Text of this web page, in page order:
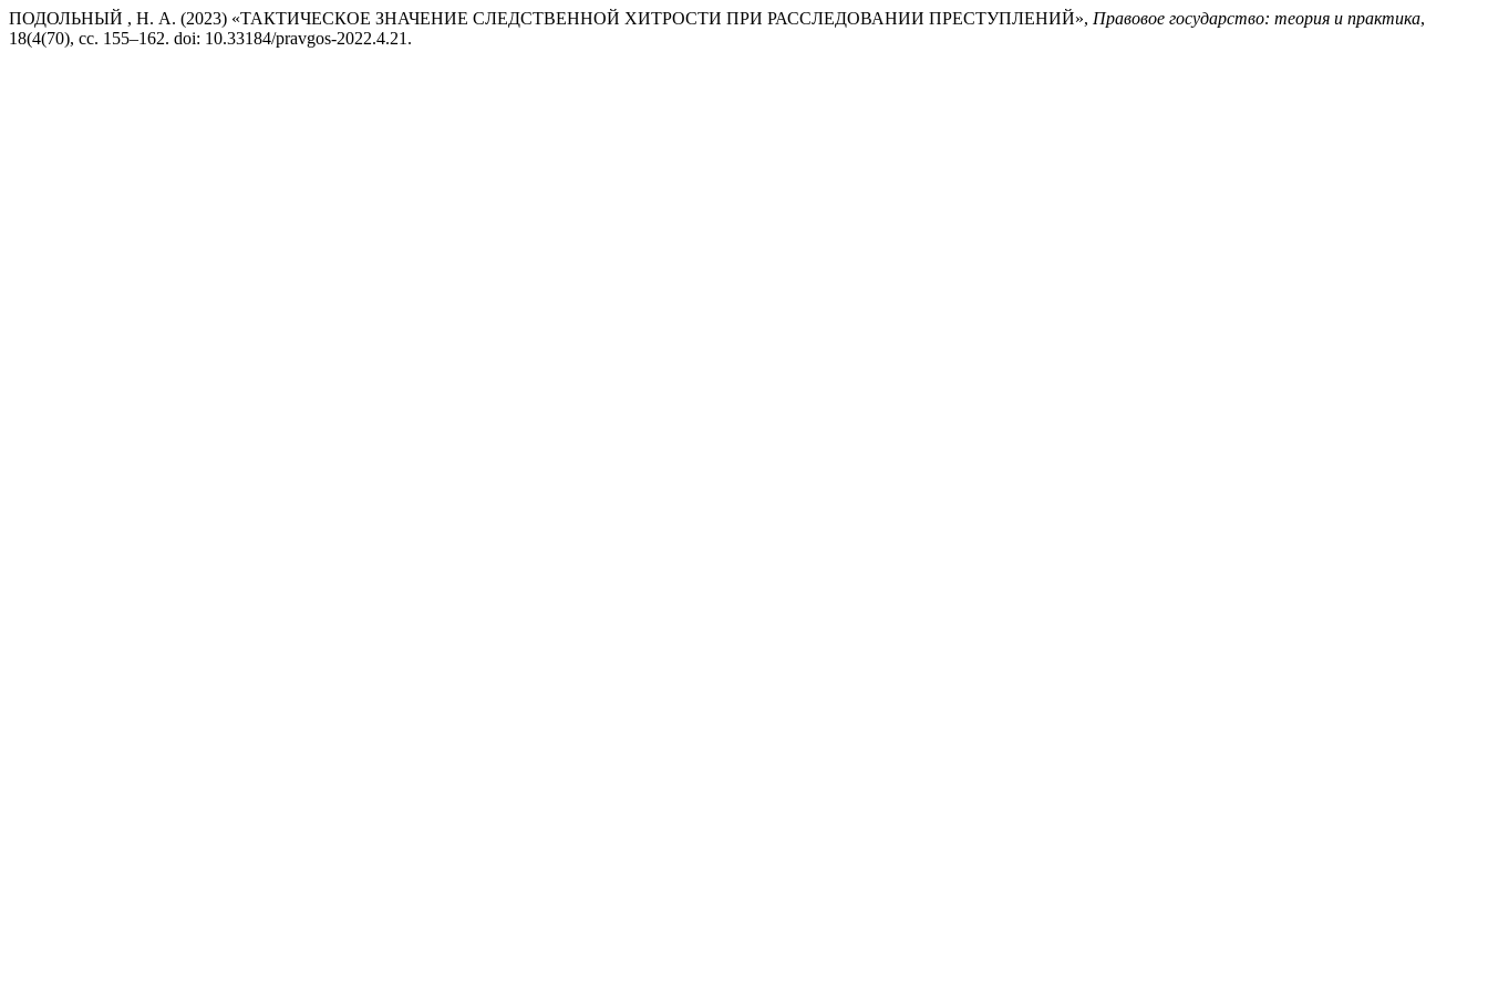
ПОДОЛЬНЫЙ , Н. А. (2023) «ТАКТИЧЕСКОЕ ЗНАЧЕНИЕ СЛЕДСТВЕННОЙ ХИТРОСТИ ПРИ РАССЛЕДОВАНИИ ПРЕСТУПЛЕНИЙ», Правовое государство: теория и практика,
18(4(70), сс. 155–162. doi: 10.33184/pravgos-2022.4.21.